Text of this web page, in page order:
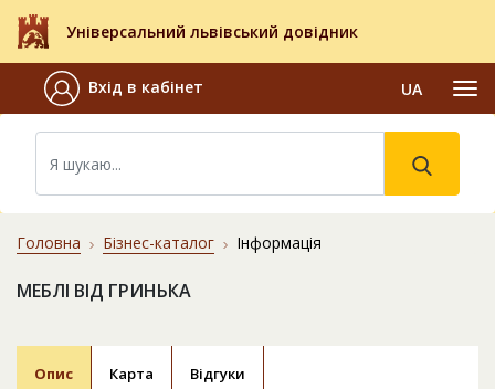
Універсальний львівський довідник
Вхід в кабінет UA
Головна Бізнес-каталог Інформація
МЕБЛІ ВІД ГРИНЬКА
Опис Карта Відгуки